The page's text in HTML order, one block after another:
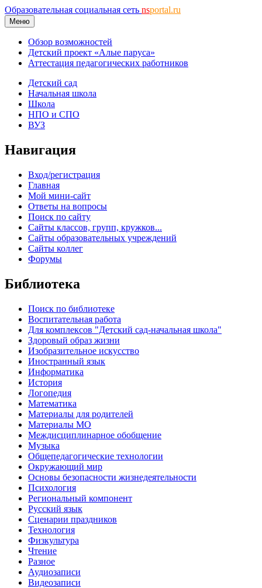
Образовательная социальная сеть nsportal.ru
Меню
Обзор возможностей
Детский проект «Алые паруса»
Аттестация педагогических работников
Детский сад
Начальная школа
Школа
НПО и СПО
ВУЗ
Навигация
Вход/регистрация
Главная
Мой мини-сайт
Ответы на вопросы
Поиск по сайту
Сайты классов, групп, кружков...
Сайты образовательных учреждений
Сайты коллег
Форумы
Библиотека
Поиск по библиотеке
Воспитательная работа
Для комплексов "Детский сад-начальная школа"
Здоровый образ жизни
Изобразительное искусство
Иностранный язык
Информатика
История
Логопедия
Математика
Материалы для родителей
Материалы МО
Междисциплинарное обобщение
Музыка
Общепедагогические технологии
Окружающий мир
Основы безопасности жизнедеятельности
Психология
Региональный компонент
Русский язык
Сценарии праздников
Технология
Физкультура
Чтение
Разное
Аудиозаписи
Видеозаписи